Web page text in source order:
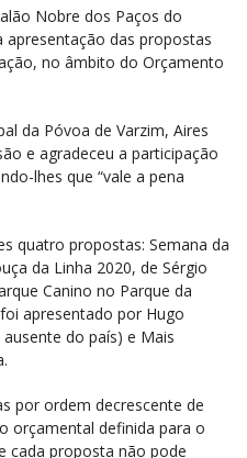
Nobre dos Paços do
apresentação das propostas
no âmbito do Orçamento
da Póvoa de Varzim, Aires
e agradeceu a participação
lhes que “vale a pena
quatro propostas: Semana da
da Linha 2020, de Sérgio
Canino no Parque da
apresentado por Hugo
do país) e Mais
por ordem decrescente de
orçamental definida para o
cada proposta não pode